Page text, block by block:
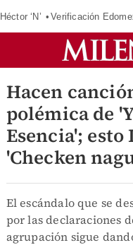
Héctor ‘N’ Verificación
Hacen
polémica de
Esencia'; esto
'Checken
El escándalo que se
por las declaraciones
agrupación sigue